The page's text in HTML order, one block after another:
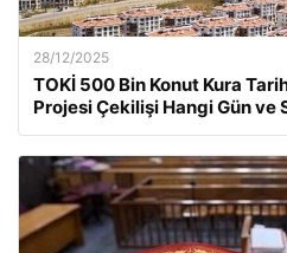
28/12/2025
TOKİ 500 Bin Konut Kura
Projesi Çekilişi Hangi Gün ve